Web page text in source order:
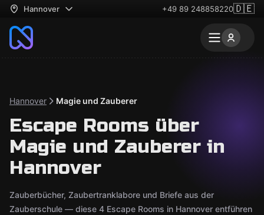
Hannover +49 89 248858220🇩🇪
Hannover Magie und Zauberer
Escape Rooms über
Magie und Zauberer in
Hannover
Zauberbücher, Zaubertranklabore und Briefe aus der
Zauberschule — diese 4 Escape Rooms in Hannover entführen